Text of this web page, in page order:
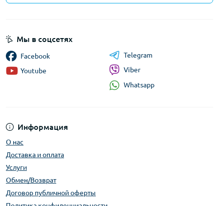
Информация
О нас
Доставка и оплата
Услуги
Обмен/Возврат
Договор публичной оферты
Мы в соцсетях
Facebook
Youtube
Telegram
Viber
Whatsapp